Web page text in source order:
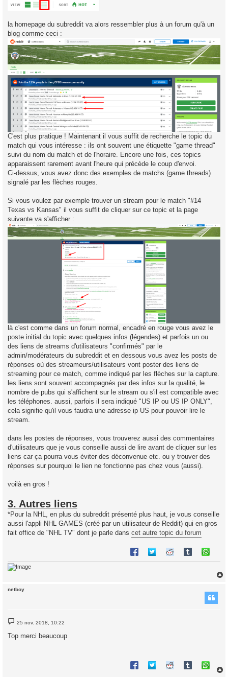
la homepage du subreddit va alors ressembler plus à un forum qu'à un
blog comme ceci :
C'est plus pratique ! Maintenant il vous suffit de recherche le topic du
match qui vous intéresse : ils ont souvent une étiquette "game thread"
suivi du nom du match et de l'horaire. Encore une fois, ces topics
apparaissent rarement avant l'heure qui précède le coup d'envoi.
Ci-dessus, vous avez donc des exemples de matchs (game threads)
signalé par les flèches rouges.
Si vous voulez par exemple trouver un stream pour le match "#14
Texas vs Kansas" il vous suffit de cliquer sur ce topic et la page
suivante va s'afficher :
là c'est comme dans un forum normal, encadré en rouge vous avez le
poste initial du topic avec quelques infos (légendes) et parfois un ou
des liens de streams d'utilisateurs "confirmés" par le
admin/modérateurs du subreddit et en dessous vous avez les posts de
réponses où des streameurs/utilisateurs vont poster des liens de
streaming pour ce match, comme indiqué par les flèches sur la capture.
les liens sont souvent accompagnés par des infos sur la qualité, le
nombre de pubs qui s'affichent sur le stream ou s'il est compatible avec
les téléphones. aussi, parfois il sera indiqué "US IP ou US IP ONLY",
cela signifie qu'il vous faudra une adresse ip US pour pouvoir lire le
stream.
dans les postes de réponses, vous trouverez aussi des commentaires
d'utilisateurs que je vous conseille aussi de lire avant de cliquer sur les
liens car ça pourra vous éviter des déconvenue etc. ou y trouver des
réponses sur pourquoi le lien ne fonctionne pas chez vous (aussi).
voilà en gros !
3. Autres liens
*Pour la NHL, en plus du subreddit présenté plus haut, je vous conseille
aussi l'appli NHL GAMES (créé par un utilisateur de Reddit) qui en gros
fait office de "NHL TV" dont je parle dans cet autre topic du forum
netboy
M
e
s
25 nov. 2018, 10:22
Top merci beaucoup